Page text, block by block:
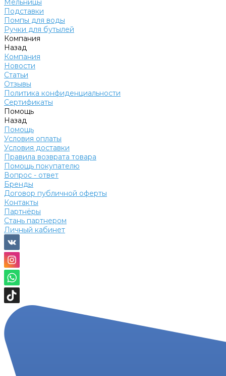
Мельницы
Подставки
Помпы для воды
Ручки для бутылей
Компания
Назад
Компания
Новости
Статьи
Отзывы
Политика конфиденциальности
Сертификаты
Помощь
Назад
Помощь
Условия оплаты
Условия доставки
Правила возврата товара
Помощь покупателю
Вопрос - ответ
Бренды
Договор публичной оферты
Контакты
Партнёры
Стань партнером
Личный кабинет